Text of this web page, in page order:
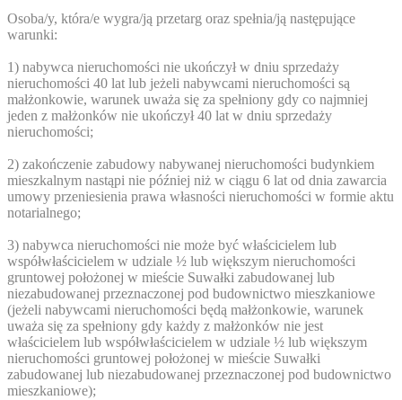
Osoba/y, która/e wygra/ją przetarg oraz spełnia/ją następujące
warunki:
1) nabywca nieruchomości nie ukończył w dniu sprzedaży
nieruchomości 40 lat lub jeżeli nabywcami nieruchomości są
małżonkowie, warunek uważa się za spełniony gdy co najmniej
jeden z małżonków nie ukończył 40 lat w dniu sprzedaży
nieruchomości;
2) zakończenie zabudowy nabywanej nieruchomości budynkiem
mieszkalnym nastąpi nie później niż w ciągu 6 lat od dnia zawarcia
umowy przeniesienia prawa własności nieruchomości w formie aktu
notarialnego;
3) nabywca nieruchomości nie może być właścicielem lub
współwłaścicielem w udziale ½ lub większym nieruchomości
gruntowej położonej w mieście Suwałki zabudowanej lub
niezabudowanej przeznaczonej pod budownictwo mieszkaniowe
(jeżeli nabywcami nieruchomości będą małżonkowie, warunek
uważa się za spełniony gdy każdy z małżonków nie jest
właścicielem lub współwłaścicielem w udziale ½ lub większym
nieruchomości gruntowej położonej w mieście Suwałki
zabudowanej lub niezabudowanej przeznaczonej pod budownictwo
mieszkaniowe);